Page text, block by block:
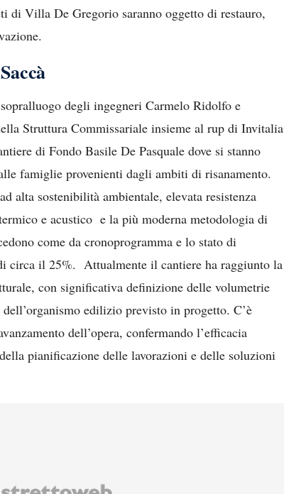
di Villa De Gregorio saranno oggetto di restauro,
degli ingegneri Carmelo Ridolfo e
Struttura Commissariale insieme al rup di Invitalia
di Fondo Basile De Pasquale dove si stanno
famiglie provenienti dagli ambiti di risanamento.
alta sostenibilità ambientale, elevata resistenza
e acustico e la più moderna metodologia di
come da cronoprogramma e lo stato di
circa il 25%. Attualmente il cantiere ha raggiunto la
con significativa definizione delle volumetrie
edilizio previsto in progetto. C’è
dell’opera, confermando l’efficacia
pianificazione delle lavorazioni e delle soluzioni